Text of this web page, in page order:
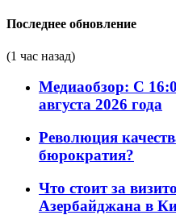
Последнее обновление
(1 час назад)
Медиаобзор: С
августа 2026 года
Революция
бюрократия?
Что стоит за
Азербайджана в